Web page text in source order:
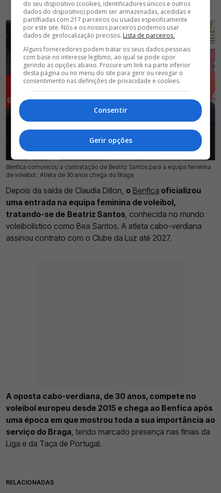
Benfica comunicou a contratação de Beatriz Santos para a equipa feminina
de voleibol ; Atleta de 30 anos chega do Braga
17 Jul 2026 | 17:26 | 0
Depois da saída de Claudia Dillon, o Benfica oficializou
uma entrada na equipa feminina de voleibol,
tratando-se de Beatriz Santos , conhecida no mundo
voleibolístico como Bea Santos. A atleta cabo-verdiana
assinou contrato com o Clube da Luz até 2027.
A oposta cabo-verdiana, de 30 anos, compete no
voleibol europeu desde 2015 e chega ao Benfica após
uma época em que mostrou toda a sua importância ao
serviço do Braga , tendo marcado presença nas finais da
Liga e da Taça de Portugal.
RELACIONADAS
do seu dispositivo (cookies, identificadores únicos e outros
dados do dispositivo) podem ser armazenadas, acedidas e
partilhadas com 217 parceiros ou usadas especificamente
por este site. Nós e os nossos parceiros podemos usar
dados de geolocalização precisos. Lista de parceiros.
Alguns fornecedores podem tratar os seus dados pessoais
com base no interesse legítimo, ao qual se pode opor
gerindo as opções abaixo. Procure um link na parte inferior
desta página ou no menu do site para gerir ou revogar o
consentimento nas definições de privacidade e cookies.
Consentir
Gerir opções